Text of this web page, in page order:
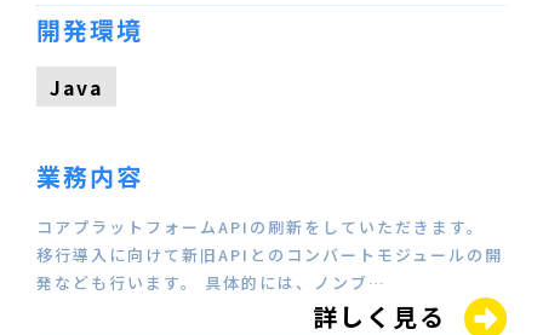
開発環境
Java
業務内容
コアプラットフォームAPIの刷新をしていただきます。
移行導入に向けて新旧APIとのコンバートモジュールの開
発なども行います。 具体的には、ノンブ…
詳しく見る